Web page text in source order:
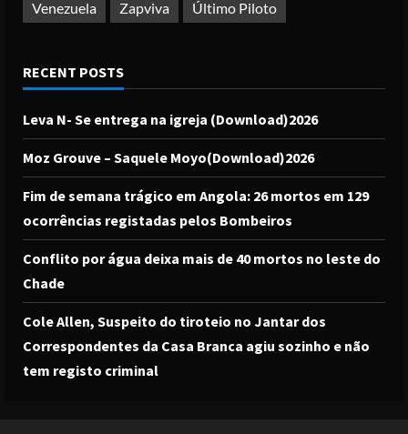
Venezuela
Zapviva Último Piloto
RECENT POSTS
Leva N- Se entrega na igreja (Download)2026
Moz Grouve – Saquele Moyo(Download)2026
Fim de semana trágico em Angola: 26 mortos em 129
ocorrências registadas pelos Bombeiros
Conflito por água deixa mais de 40 mortos no leste do
Chade
Cole Allen, Suspeito do tiroteio no Jantar dos
Correspondentes da Casa Branca agiu sozinho e não
tem registo criminal